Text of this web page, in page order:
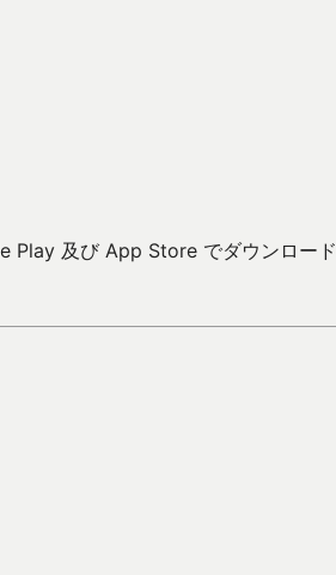
Play 及び App Store でダウンロード